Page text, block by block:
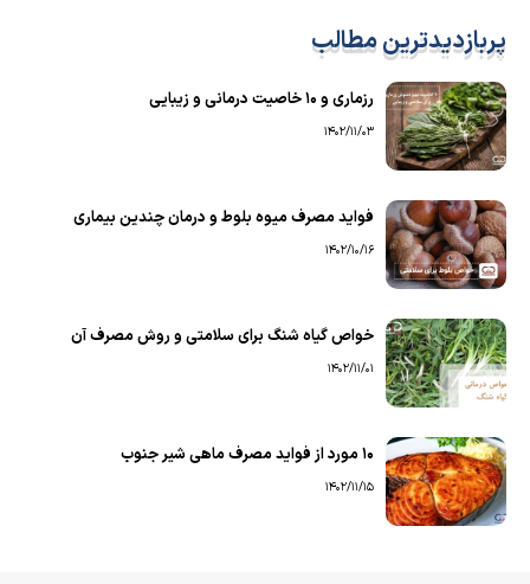
پربازدیدترین مطالب
رزماری و ۱۰ خاصیت درمانی و زیبایی
1402/11/03
فواید مصرف میوه بلوط و درمان چندین بیماری
1402/10/16
خواص گیاه شنگ برای سلامتی و روش مصرف آن
1402/11/01
۱۰ مورد از فواید مصرف ماهی شیر جنوب
1402/11/15